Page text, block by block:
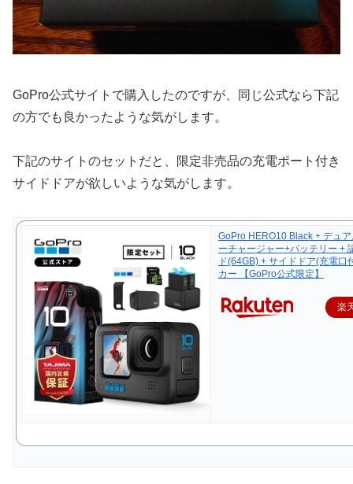
GoPro公式サイトで購入したのですが、同じ公式なら下記
の方でも良かったような気がします。
下記のサイトのセットだと、限定非売品の充電ポート付き
サイドドアが欲しいような気がします。
GoPro HERO10 Black + デュ
ーチャージャー+バッテリー +
ド(64GB) + サイドドア(充電口
カー 【GoPro公式限定】
楽